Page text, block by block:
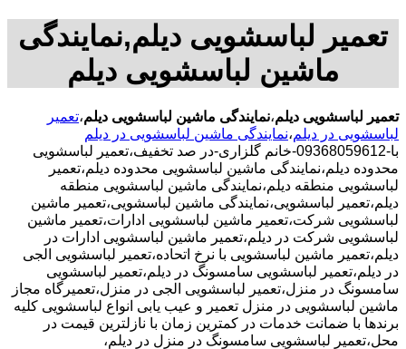
تعمیر لباسشویی دیلم,نمایندگی
ماشین لباسشویی دیلم
تعمیر لباسشویی دیلم،نمایندگی ماشین لباسشویی دیلم،تعمیر
لباسشویی در دیلم،نمایندگی ماشین لباسشویی در دیلم
با-09368059612-خانم گلزاری-در صد تخفیف،تعمیر لباسشویی
محدوده دیلم،نمایندگی ماشین لباسشویی محدوده دیلم،تعمیر
لباسشویی منطقه دیلم،نمایندگی ماشین لباسشویی منطقه
دیلم،تعمیر لباسشویی،نمایندگی ماشین لباسشویی،تعمیر ماشین
لباسشویی شرکت،تعمیر ماشین لباسشویی ادارات،تعمیر ماشین
لباسشویی شرکت در دیلم،تعمیر ماشین لباسشویی ادارات در
دیلم،تعمیر ماشین لباسشویی با نرخ اتحاده،تعمیر لباسشویی الجی
در دیلم،تعمیر لباسشویی سامسونگ در دیلم،تعمیر لباسشویی
سامسونگ در منزل،تعمیر لباسشویی الجی در منزل،تعمیرگاه مجاز
ماشین لباسشویی در منزل تعمیر و عیب یابی انواع لباسشویی کلیه
برندها با ضمانت خدمات در کمترین زمان با نازلترین قیمت در
محل،تعمیر لباسشویی سامسونگ در منزل در دیلم،